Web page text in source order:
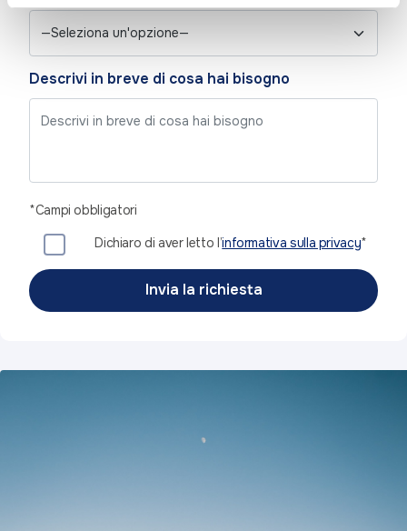
Descrivi in breve di cosa hai bisogno
*Campi obbligatori
Dichiaro di aver letto l’informativa sulla privacy*